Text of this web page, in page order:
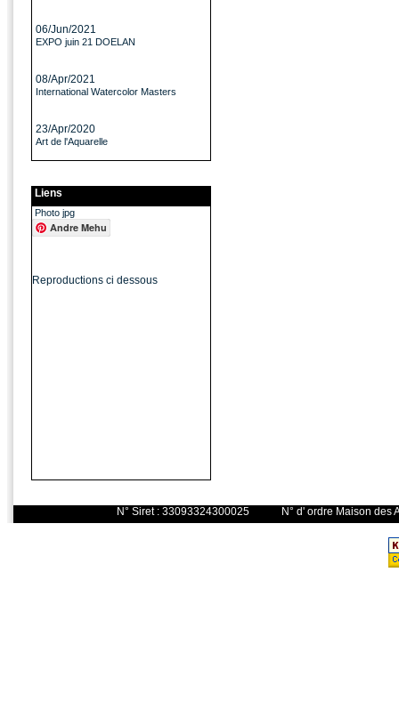
06/Jun/2021
EXPO juin 21 DOELAN
08/Apr/2021
International Watercolor Masters
23/Apr/2020
Art de l'Aquarelle
Liens
Photo jpg
Andre Mehu
Reproductions ci dessous
N° Siret : 33093324300025 N° d'